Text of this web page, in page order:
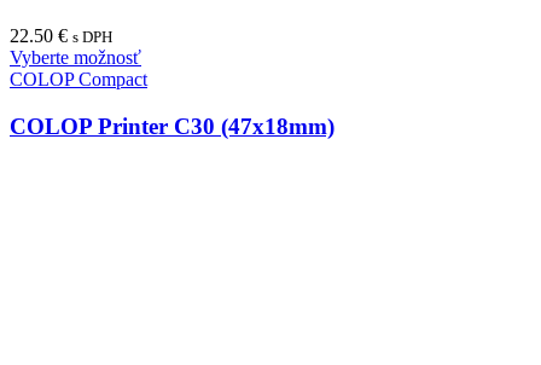
22.50 € s DPH
Vyberte možnosť
COLOP Compact
COLOP Printer C30 (47x18mm)